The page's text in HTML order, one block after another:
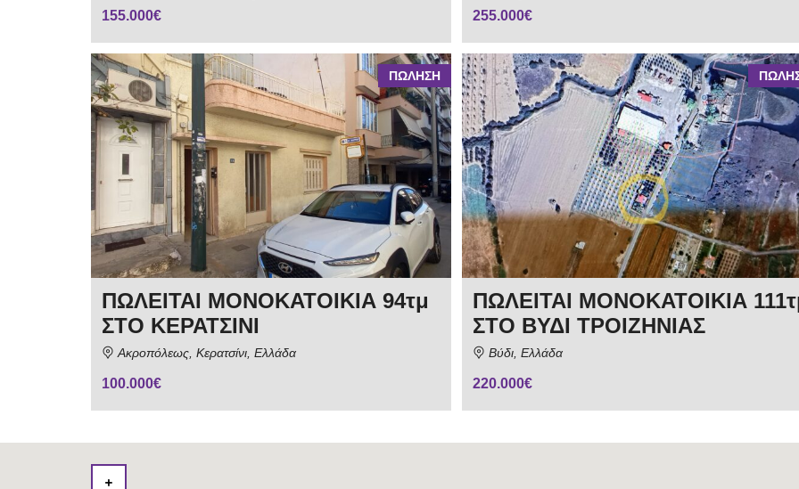
155.000€ 255.000€
ΠΩΛΗΣΗ
ΠΩΛΕΙΤΑΙ ΜΟΝΟΚΑΤΟΙΚΙΑ 94τμ
ΣΤΟ ΚΕΡΑΤΣΙΝΙ
Ακροπόλεως, Κερατσίνι, Ελλάδα
100.000€
ΠΩΛΕΙΤΑΙ ΜΟΝΟΚΑΤΟΙΚΙΑ
ΣΤΟ ΒΥΔΙ ΤΡΟΙΖΗΝΙΑΣ
Βύδι, Ελλάδα
220.000€